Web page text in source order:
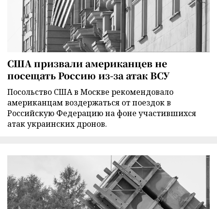
США призвали американцев не
посещать Россию из-за атак ВСУ
Посольство США в Москве рекомендовало
американцам воздержаться от поездок в
Российскую Федерацию на фоне участившихся
атак украинских дронов.